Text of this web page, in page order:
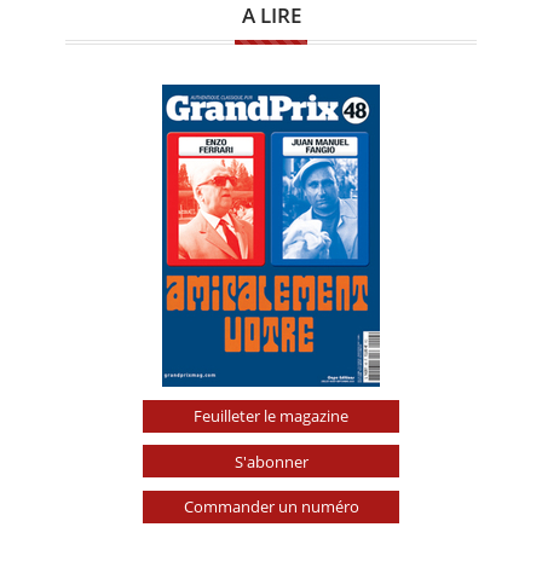
A LIRE
Feuilleter le magazine
S'abonner
Commander un numéro